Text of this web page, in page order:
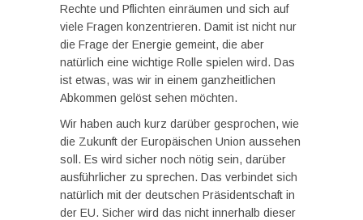
Rechte und Pflichten einräumen und sich auf
viele Fragen konzentrieren. Damit ist nicht nur
die Frage der Energie gemeint, die aber
natürlich eine wichtige Rolle spielen wird. Das
ist etwas, was wir in einem ganzheitlichen
Abkommen gelöst sehen möchten.
Wir haben auch kurz darüber gesprochen, wie
die Zukunft der Europäischen Union aussehen
soll. Es wird sicher noch nötig sein, darüber
ausführlicher zu sprechen. Das verbindet sich
natürlich mit der deutschen Präsidentschaft in
der EU. Sicher wird das nicht innerhalb dieser